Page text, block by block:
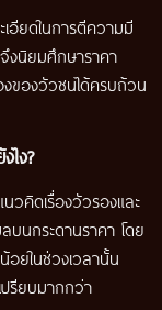
อียดในการตีความมี
นิยมศึกษาราคา
งของวัวชนได้ครบถ้วน
ง?
วคิดเรื่องวัวรองและ
บนกระดานราคา โดย
ยในช่วงเวลานั้น
รียบมากกว่า